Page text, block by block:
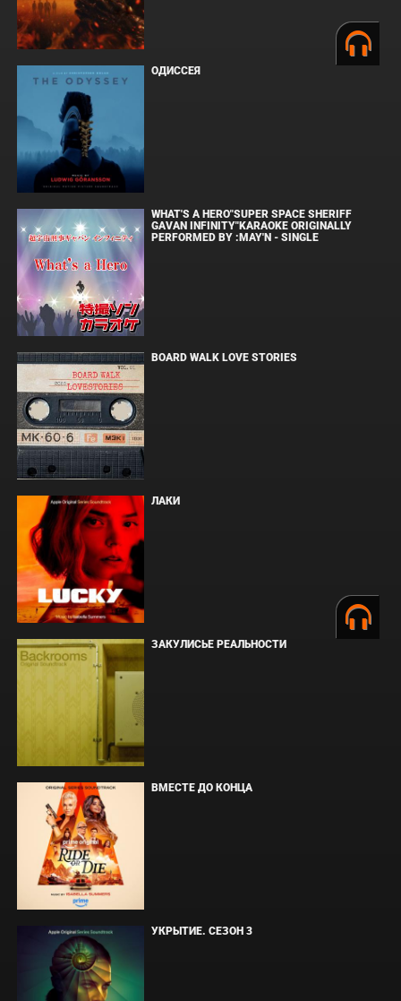
ОДИССЕЯ
WHAT'S A HERO"SUPER SPACE SHERIFF
GAVAN INFINITY"KARAOKE ORIGINALLY
PERFORMED BY :MAY'N - SINGLE
BOARD WALK LOVE STORIES
ЛАКИ
ЗАКУЛИСЬЕ РЕАЛЬНОСТИ
ВМЕСТЕ ДО КОНЦА
УКРЫТИЕ. СЕЗОН 3